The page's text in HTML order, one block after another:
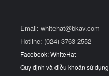
Email: whitehat@bkav.com
Hotline: (024) 3763 2552
Facebook: WhiteHat
Quy định và điều khoản sử dụng